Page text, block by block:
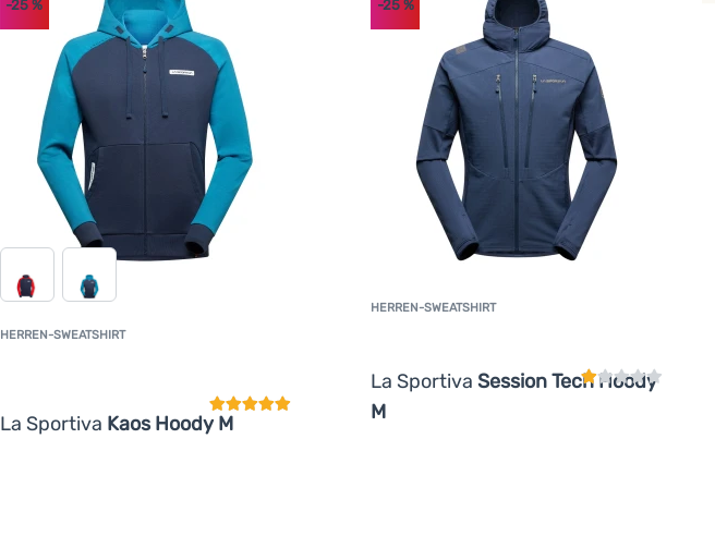
HERREN-SWEATSHIRT
La Sportiva Kaos Hoody M
-25 %
HERREN-SWEATSHIRT
La SportivaSession Tech Hoody
M
-25%